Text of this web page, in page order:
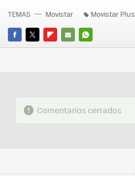
FACEBOOK
TWITTERFLIPBOARD
E-
WHATSAPP
TEMAS Movistar Movistar Plus
Comentarios cerrados